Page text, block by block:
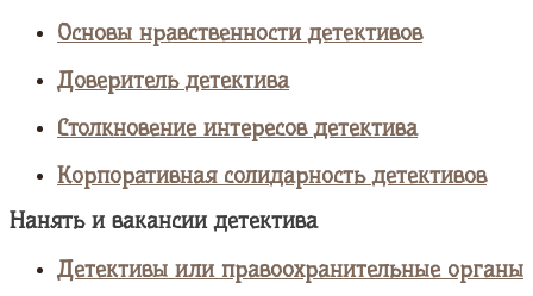
Основы нравственности детективов
Доверитель детектива
Столкновение интересов детектива
Корпоративная солидарность детективов
Нанять и вакансии детектива
Детективы или правоохранительные органы